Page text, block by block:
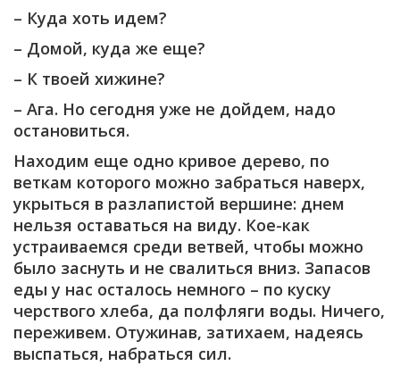
– Куда хоть идем?
– Домой, куда же еще?
– К твоей хижине?
– Ага. Но сегодня уже не дойдем, надо
остановиться.
Находим еще одно кривое дерево, по
веткам которого можно забраться наверх,
укрыться в разлапистой вершине: днем
нельзя оставаться на виду. Кое-как
устраиваемся среди ветвей, чтобы можно
было заснуть и не свалиться вниз. Запасов
еды у нас осталось немного – по куску
черствого хлеба, да полфляги воды. Ничего,
переживем. Отужинав, затихаем, надеясь
выспаться, набраться сил.